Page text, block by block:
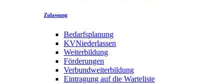
Zulassung
Bedarfsplanung
KVNiederlassen
Weiterbildung
Förderungen
Verbundweiterbildung
Eintragung auf die Warteliste